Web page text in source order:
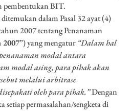
pembentukan BIT.
dalam Pasal 32 ayat (4)
2007 tentang Penanaman
”) yang mengatur “Dalam hal
modal antara
modal asing, para pihak akan
melalui arbitrase
oleh para pihak.”Dengan
setiap permasalahan/sengketa di